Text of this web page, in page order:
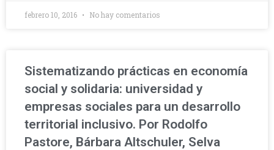
febrero 10, 2016 No hay comentarios
Sistematizando prácticas en economía
social y solidaria: universidad y
empresas sociales para un desarrollo
territorial inclusivo. Por Rodolfo
Pastore, Bárbara Altschuler, Selva